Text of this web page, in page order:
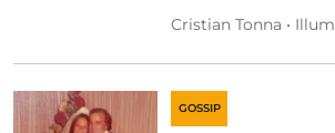
Cristian Tonna • Illum
GOSSIP